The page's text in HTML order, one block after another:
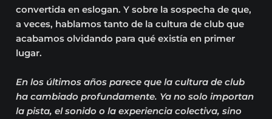
convertida en eslogan. Y sobre la sospecha de que,
a veces, hablamos tanto de la cultura de club que
acabamos olvidando para qué existía en primer
lugar.
En los últimos años parece que la cultura de club
ha cambiado profundamente. Ya no solo importan
la pista, el sonido o la experiencia colectiva, sino